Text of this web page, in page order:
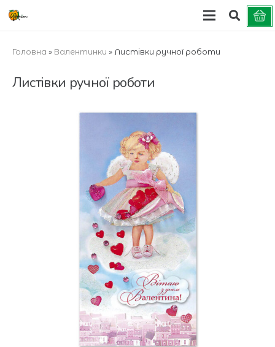
Головна » Валентинки » Листівки ручної роботи
Листівки ручної роботи